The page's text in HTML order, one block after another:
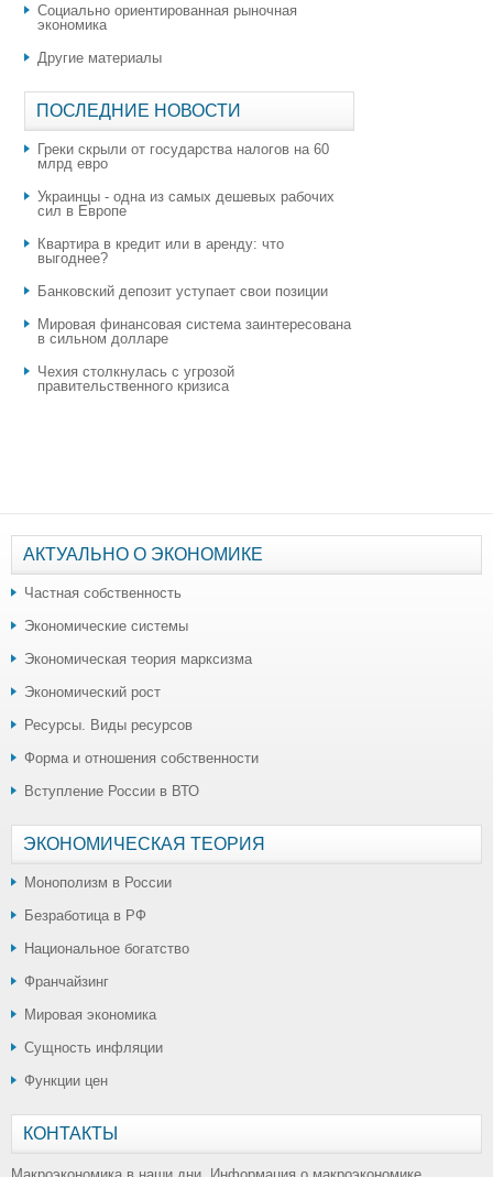
Социально ориентированная рыночная
экономика
Другие материалы
ПОСЛЕДНИЕ НОВОСТИ
Греки скрыли от государства налогов на 60
млрд евро
Украинцы - одна из самых дешевых рабочих
сил в Европе
Квартира в кредит или в аренду: что
выгоднее?
​Банковский депозит уступает свои позиции
Мировая финансовая система заинтересована
в сильном долларе
Чехия столкнулась с угрозой
правительственного кризиса
АКТУАЛЬНО О ЭКОНОМИКЕ
Частная собственность
Экономические системы
Экономическая теория марксизма
Экономический рост
Ресурсы. Виды ресурсов
Форма и отношения собственности
Вступление России в ВТО
ЭКОНОМИЧЕСКАЯ ТЕОРИЯ
Монополизм в России
Безработица в РФ
Национальное богатство
Франчайзинг
Мировая экономика
Сущность инфляции
Функции цен
КОНТАКТЫ